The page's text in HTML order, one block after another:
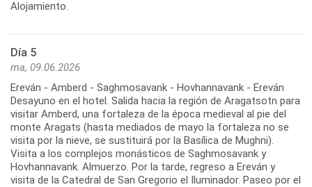
Día 5
ma, 09.06.2026
Ereván - Amberd - Saghmosavank - Hovhannavank - Ereván
Desayuno en el hotel. Salida hacia la región de Aragatsotn para
visitar Amberd, una fortaleza de la época medieval al pie del
monte Aragats (hasta mediados de mayo la fortaleza no se
visita por la nieve, se sustituirá por la Basílica de Mughni).
Visita a los complejos monásticos de Saghmosavank y
Hovhannavank. Almuerzo. Por la tarde, regreso a Ereván y
visita de la Catedral de San Gregorio el Iluminador. Paseo por el